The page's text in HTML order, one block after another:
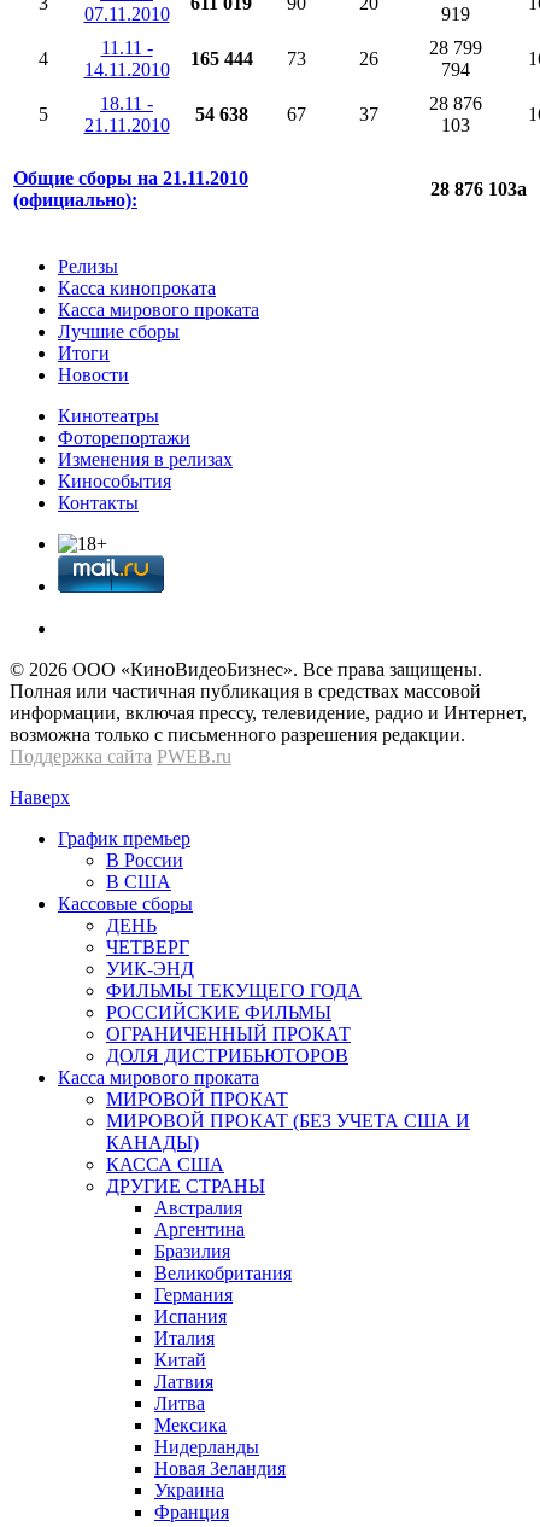
07.11.2010
919
4
11.11 -
14.11.2010
165 444 73 26
28 799
794
5
18.11 -
21.11.2010
54 638 67 37
28 876
103
Общие сборы на 21.11.2010
(официально):
28 876 103a
Релизы
Касса кинопроката
Касса мирового проката
Лучшие сборы
Итоги
Новости
Кинотеатры
Фоторепортажи
Изменения в релизах
Кинособытия
Контакты
© 2026 OOО «КиноВидеоБизнес». Все права защищены.
Полная или частичная публикация в средствах массовой
информации, включая прессу, телевидение, радио и Интернет,
возможна только с письменного разрешения редакции.
Поддержка сайта PWEB.ru
Наверх
График премьер
В России
В США
Кассовые сборы
ДЕНЬ
ЧЕТВЕРГ
УИК-ЭНД
ФИЛЬМЫ ТЕКУЩЕГО ГОДА
РОССИЙСКИЕ ФИЛЬМЫ
ОГРАНИЧЕННЫЙ ПРОКАТ
ДОЛЯ ДИСТРИБЬЮТОРОВ
Касса мирового проката
МИРОВОЙ ПРОКАТ
МИРОВОЙ ПРОКАТ (БЕЗ УЧЕТА США И
КАНАДЫ)
КАССА США
ДРУГИЕ СТРАНЫ
Австралия
Аргентина
Бразилия
Великобритания
Германия
Испания
Италия
Китай
Латвия
Литва
Мексика
Нидерланды
Новая Зеландия
Украина
Франция